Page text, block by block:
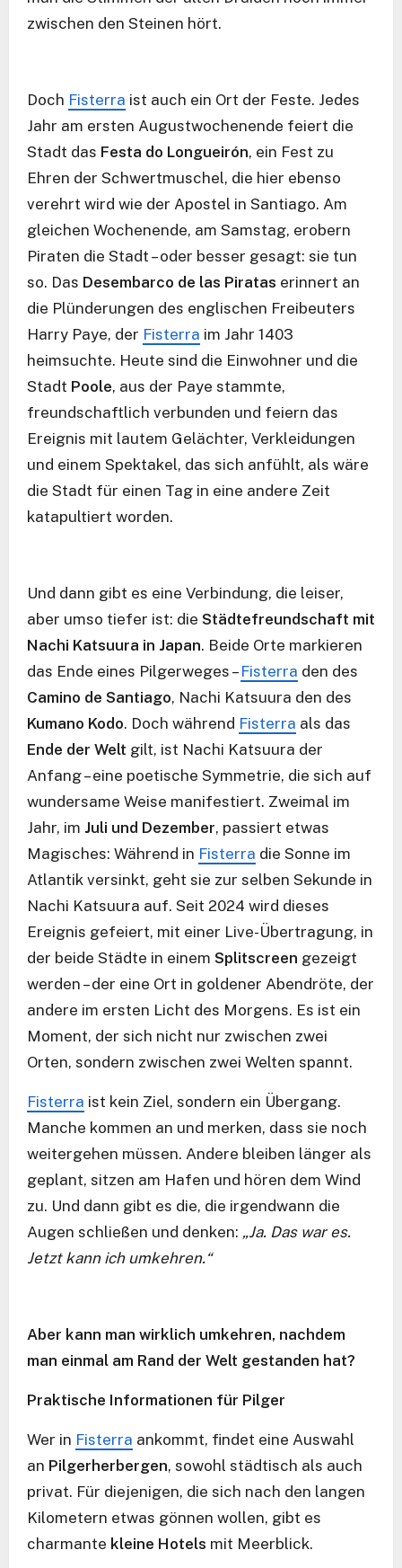
zwischen den Steinen hört.
Doch Fisterra ist auch ein Ort der Feste. Jedes
Jahr am ersten Augustwochenende feiert die
Stadt das Festa do Longueirón, ein Fest zu
Ehren der Schwertmuschel, die hier ebenso
verehrt wird wie der Apostel in Santiago. Am
gleichen Wochenende, am Samstag, erobern
Piraten die Stadt – oder besser gesagt: sie tun
so. Das Desembarco de las Piratas erinnert an
die Plünderungen des englischen Freibeuters
Harry Paye, der Fisterra im Jahr 1403
heimsuchte. Heute sind die Einwohner und die
Stadt Poole, aus der Paye stammte,
freundschaftlich verbunden und feiern das
Ereignis mit lautem Gelächter, Verkleidungen
und einem Spektakel, das sich anfühlt, als wäre
die Stadt für einen Tag in eine andere Zeit
katapultiert worden.
Und dann gibt es eine Verbindung, die leiser,
aber umso tiefer ist: die Städtefreundschaft mit
Nachi Katsuura in Japan. Beide Orte markieren
das Ende eines Pilgerweges – Fisterra den des
Camino de Santiago, Nachi Katsuura den des
Kumano Kodo. Doch während Fisterra als das
Ende der Welt gilt, ist Nachi Katsuura der
Anfang – eine poetische Symmetrie, die sich auf
wundersame Weise manifestiert. Zweimal im
Jahr, im Juli und Dezember, passiert etwas
Magisches: Während in Fisterra die Sonne im
Atlantik versinkt, geht sie zur selben Sekunde in
Nachi Katsuura auf. Seit 2024 wird dieses
Ereignis gefeiert, mit einer Live-Übertragung, in
der beide Städte in einem Splitscreen gezeigt
werden – der eine Ort in goldener Abendröte, der
andere im ersten Licht des Morgens. Es ist ein
Moment, der sich nicht nur zwischen zwei
Orten, sondern zwischen zwei Welten spannt.
Fisterra ist kein Ziel, sondern ein Übergang.
Manche kommen an und merken, dass sie noch
weitergehen müssen. Andere bleiben länger als
geplant, sitzen am Hafen und hören dem Wind
zu. Und dann gibt es die, die irgendwann die
Augen schließen und denken: „Ja. Das war es.
Jetzt kann ich umkehren.“
Aber kann man wirklich umkehren, nachdem
man einmal am Rand der Welt gestanden hat?
Praktische Informationen für Pilger
Wer in Fisterra ankommt, findet eine Auswahl
an Pilgerherbergen, sowohl städtisch als auch
privat. Für diejenigen, die sich nach den langen
Kilometern etwas gönnen wollen, gibt es
charmante kleine Hotels mit Meerblick.